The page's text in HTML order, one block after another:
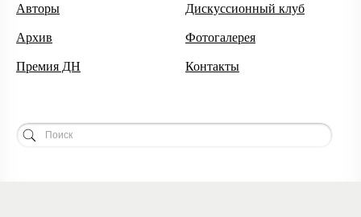
Авторы
Архив
Премия ДН
Дискуссионный клуб
Фотогалерея
Контакты